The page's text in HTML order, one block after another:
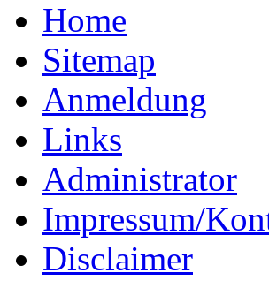
Home
Sitemap
Anmeldung
Links
Administrator
Impressum/
Disclaimer